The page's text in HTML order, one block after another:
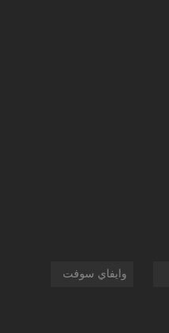
وايفاي سوفت